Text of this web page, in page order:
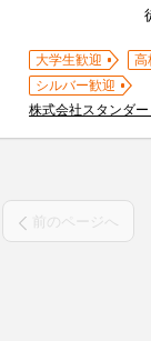
大学生歓迎 高
シルバー歓迎
株式会社スタンダ
前のページへ